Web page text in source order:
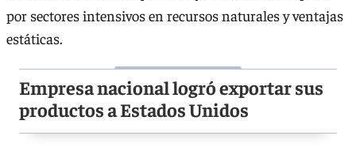
por sectores intensivos en recursos naturales y ventajas
estáticas.
Empresa nacional logró exportar sus
productos a Estados Unidos